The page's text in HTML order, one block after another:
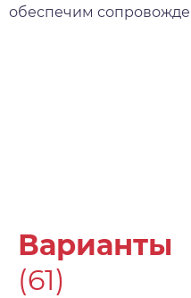
обеспечим
Варианты
(61)